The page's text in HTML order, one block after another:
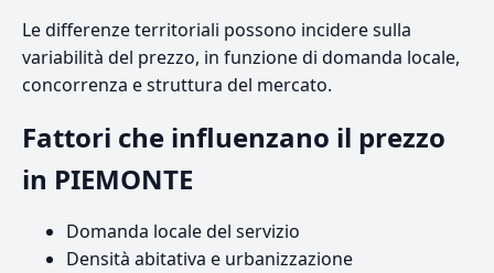
Le differenze territoriali possono incidere sulla
variabilità del prezzo, in funzione di domanda locale,
concorrenza e struttura del mercato.
Fattori che influenzano il prezzo
in PIEMONTE
Domanda locale del servizio
Densità abitativa e urbanizzazione